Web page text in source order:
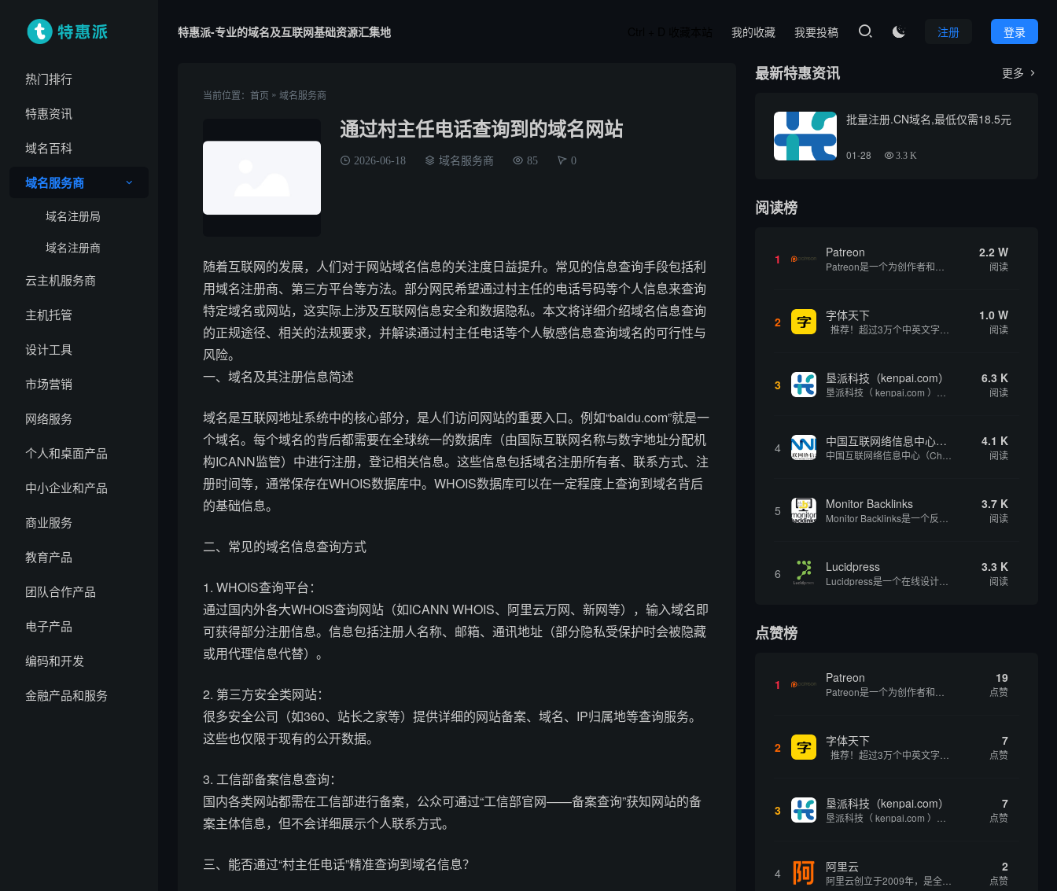
热门排行
特惠资讯
域名百科
域名服务商
域名注册局
域名注册商
云主机服务商
主机托管
设计工具
市场营销
网络服务
个人和桌面产品
中小企业和产品
商业服务
教育产品
团队合作产品
电子产品
编码和开发
金融产品和服务
特惠派-专业的域名及互联网基础资源汇集地 登录
注册

我的收藏 我要投稿
当前位置： 首页 » 域名服务商
通过村主任电话查询到的域名网站
2026-06-18 域名服务商 85 0
随着互联网的发展，人们对于网站域名信息的关注度日益提升。常见的信息查询手段包括利
用域名注册商、第三方平台等方法。部分网民希望通过村主任的电话号码等个人信息来查询
特定域名或网站，这实际上涉及互联网信息安全和数据隐私。本文将详细介绍域名信息查询
的正规途径、相关的法规要求，并解读通过村主任电话等个人敏感信息查询域名的可行性与
风险。
一、域名及其注册信息简述
域名是互联网地址系统中的核心部分，是人们访问网站的重要入口。例如“baidu.com”就是一
个域名。每个域名的背后都需要在全球统一的数据库（由国际互联网名称与数字地址分配机
构ICANN监管）中进行注册，登记相关信息。这些信息包括域名注册所有者、联系方式、注
册时间等，通常保存在WHOIS数据库中。WHOIS数据库可以在一定程度上查询到域名背后
的基础信息。
二、常见的域名信息查询方式
1. WHOIS查询平台：
通过国内外各大WHOIS查询网站（如ICANN WHOIS、阿里云万网、新网等），输入域名即
可获得部分注册信息。信息包括注册人名称、邮箱、通讯地址（部分隐私受保护时会被隐藏
或用代理信息代替）。
2. 第三方安全类网站：
很多安全公司（如360、站长之家等）提供详细的网站备案、域名、IP归属地等查询服务。
这些也仅限于现有的公开数据。
3. 工信部备案信息查询：
国内各类网站都需在工信部进行备案，公众可通过“工信部官网——备案查询”获知网站的备
案主体信息，但不会详细展示个人联系方式。
三、能否通过“村主任电话”精准查询到域名信息？
最新特惠资讯 更多 
批量注册.CN域名,最低仅需18.5元
01-28 3.3 K
阅读榜
1 Patreon 2.2 W
阅读
2 字体天下 1.0 W
阅读
3 垦派科技（kenpai.com） 6.3 K
阅读
4 中国互联网络信息中心（CNNIC） 4.1 K
阅读
5 Monitor Backlinks 3.7 K
阅读
6 Lucidpress 3.3 K
阅读
点赞榜
1 Patreon 19
点赞
2 字体天下 7
点赞
3 垦派科技（kenpai.com） 7
点赞
4 阿里云 2
点赞